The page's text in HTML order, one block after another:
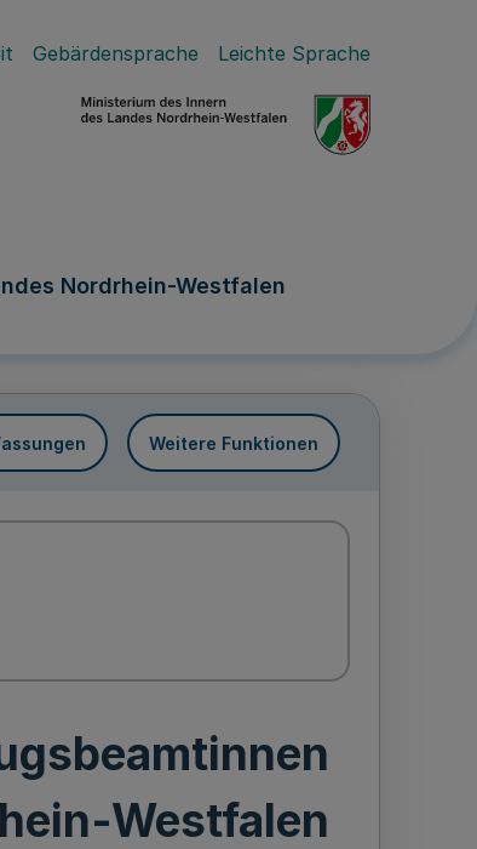
Gebärdensprache Leichte Sprache
Nordrhein-Westfalen
Weitere Funktionen
Westfalen